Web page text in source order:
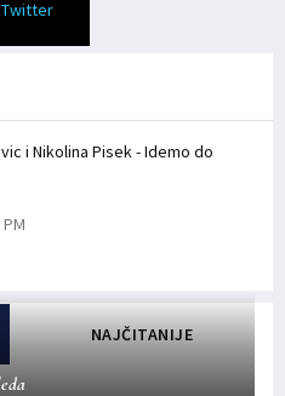
Twitter
i Nikolina Pisek - Idemo do
NAJČITANIJE